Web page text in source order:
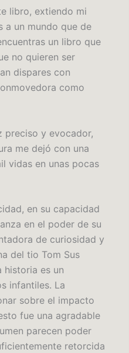
libro, extiendo mi
a un mundo que de
un libro que
no quieren ser
dispares con
como
preciso y evocador,
me dejó con una
vidas en unas pocas
en su capacidad
en el poder de su
de curiosidad y
del tio Tom Sus
historia es un
infantiles. La
sobre el impacto
fue una agradable
parecen poder
retorcida